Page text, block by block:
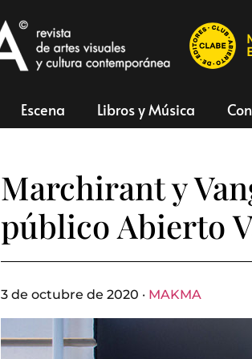
Escena Libros y Música
Marchirant y
público Abierto
3 de octubre de 2020 · MAKMA